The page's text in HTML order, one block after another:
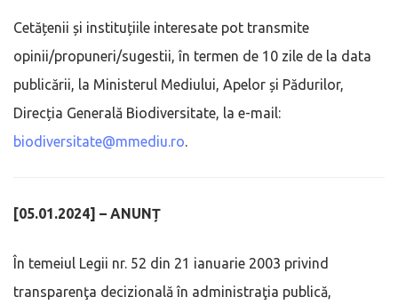
Cetățenii și instituțiile interesate pot transmite
opinii/propuneri/sugestii, în termen de 10 zile de la data
publicării, la Ministerul Mediului, Apelor și Pădurilor,
Direcția Generală Biodiversitate, la e-mail:
biodiversitate@mmediu.ro.
[05.01.2024] – ANUNȚ
În temeiul Legii nr. 52 din 21 ianuarie 2003 privind
transparenţa decizională în administraţia publică,